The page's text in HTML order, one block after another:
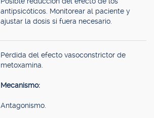
antipsicóticos. Monitorear al paciente y
ajustar la dosis si fuera necesario.
Pérdida del efecto vasoconstrictor de
metoxamina.
Mecanismo:
Antagonismo.